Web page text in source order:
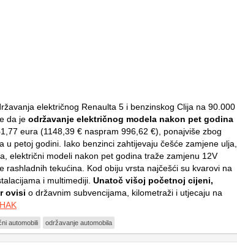
električnog Renaulta 5 i benzinskog Clija na 90.000
da je održavanje električnog modela nakon pet godina
eura (1148,39 € naspram 996,62 €), ponajviše zbog
u petoj godini. Iako benzinci zahtijevaju češće zamjene ulja,
električni modeli nakon pet godina traže zamjenu 12V
rashladnih tekućina. Kod obiju vrsta najčešći su kvarovi na
i multimediji. Unatoč višoj početnoj cijeni,
ovisi o državnim subvencijama, kilometraži i utjecaju na
automobili održavanje automobila